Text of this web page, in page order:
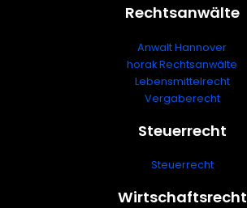
Rechtsanwälte
Anwalt Hannover
horak Rechtsanwälte
Lebensmittelrecht
Vergaberecht
Steuerrecht
Steuerrecht
Wirtschaftsrecht